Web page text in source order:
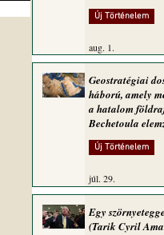
Új Történelem
aug. 1.
Geostratégiai
háború, amely
a hatalom
Bechetoula
Új Történelem
júl. 29.
Egy
(Tarik Cyril